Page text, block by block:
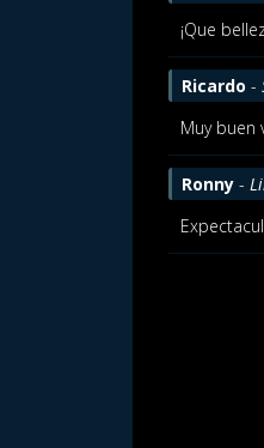
¡Que
Ricardo -
Muy buen
Ronny -